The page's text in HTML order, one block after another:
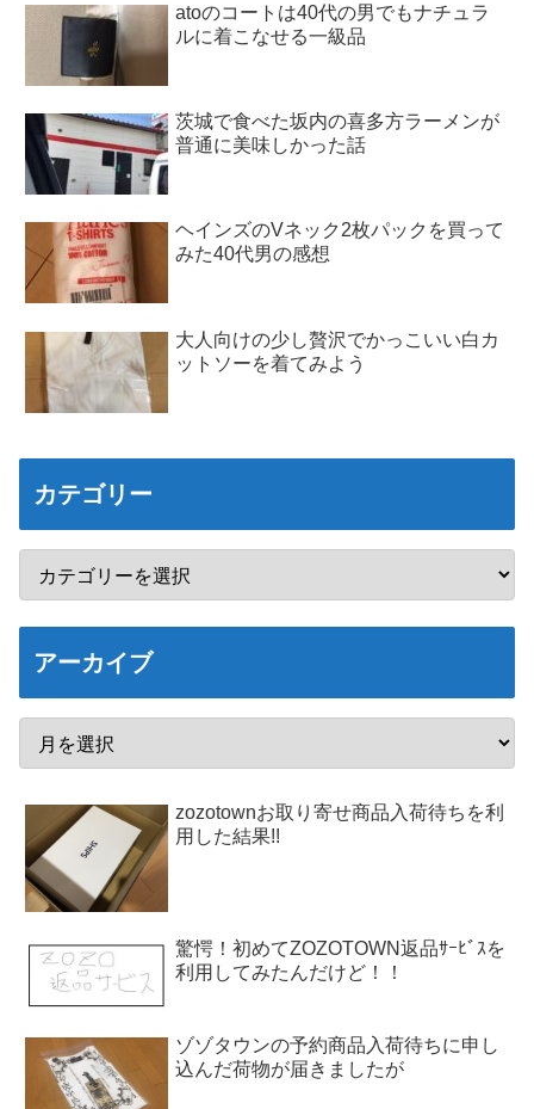
atoのコートは40代の男でもナチュラ
ルに着こなせる一級品
茨城で食べた坂内の喜多方ラーメンが
普通に美味しかった話
ヘインズのVネック2枚パックを買って
みた40代男の感想
大人向けの少し贅沢でかっこいい白カ
ットソーを着てみよう
カテゴリー
アーカイブ
zozotownお取り寄せ商品入荷待ちを利
用した結果!!
驚愕！初めてZOZOTOWN返品ｻｰﾋﾞｽを
利用してみたんだけど！！
ゾゾタウンの予約商品入荷待ちに申し
込んだ荷物が届きましたが